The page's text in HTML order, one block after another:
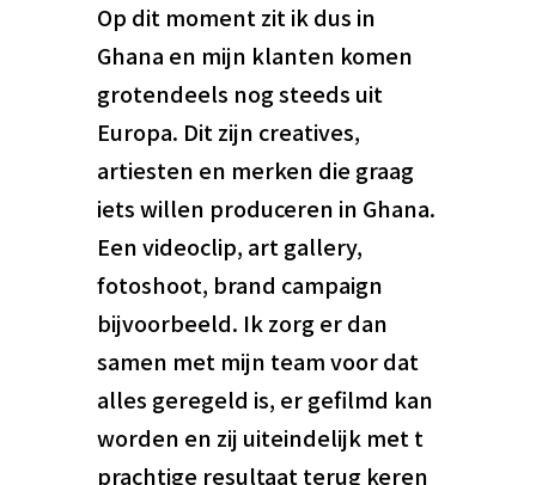
Op dit moment zit ik dus in
Ghana en mijn klanten komen
grotendeels nog steeds uit
Europa. Dit zijn creatives,
artiesten en merken die graag
iets willen produceren in Ghana.
Een videoclip, art gallery,
fotoshoot, brand campaign
bijvoorbeeld. Ik zorg er dan
samen met mijn team voor dat
alles geregeld is, er gefilmd kan
worden en zij uiteindelijk met t
prachtige resultaat terug keren